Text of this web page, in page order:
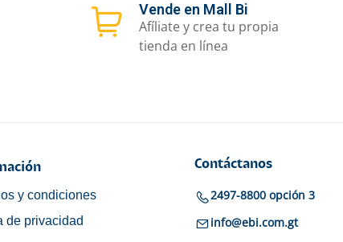
Vende en Mall Bi
Afíliate y crea tu propia
tienda en línea
y condiciones
de privacidad
Contáctanos
2497-8800 opción 3
info@ebi.com.gt